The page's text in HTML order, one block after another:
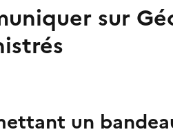
sur
un